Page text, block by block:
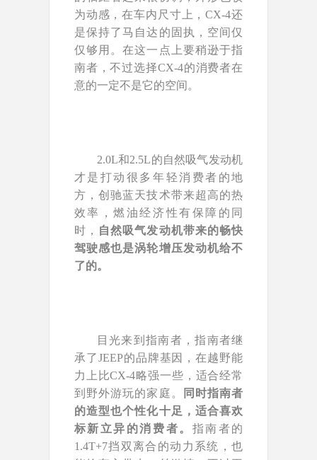
为动感，在车内尺寸上，CX-4还
是保持了马自达的固执，空间仅
仅够用。在这一点上要稍逊于指
南者，不过选择CX-4的消费者在
意的一定不是它的空间。
2.0L和2.5L的自然吸气发动机
才是打动很多年轻消费者的地
方，创驰蓝天技术带来超高的热
效率，燃油经济性有保障的同
时， 自然吸气发动机带来的畅快
驾驶感也是涡轮增压发动机给不
了的。
目光来到指南者，指南者继
承了JEEP的品牌基因，在越野能
力上比CX-4略强一些，适合经常
到野外游玩的家庭。
同时指南者
的造型也个性化十足，适合喜欢
标新立异的消费者。 指南者的
1.4T+7挡双离合的动力系统，也